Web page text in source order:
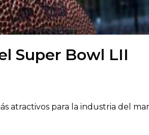
Super Bowl LII
atractivos para la industria del